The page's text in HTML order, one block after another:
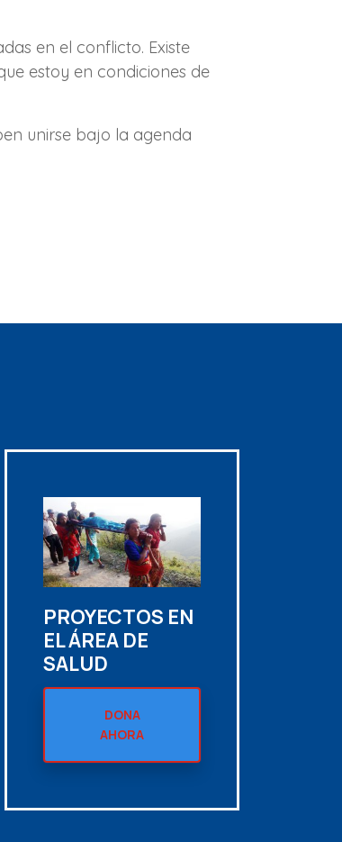
en el conflicto. Existe
estoy en condiciones de
unirse bajo la agenda
PROYECTOS EN
EL ÁREA DE
SALUD
DONA
AHORA